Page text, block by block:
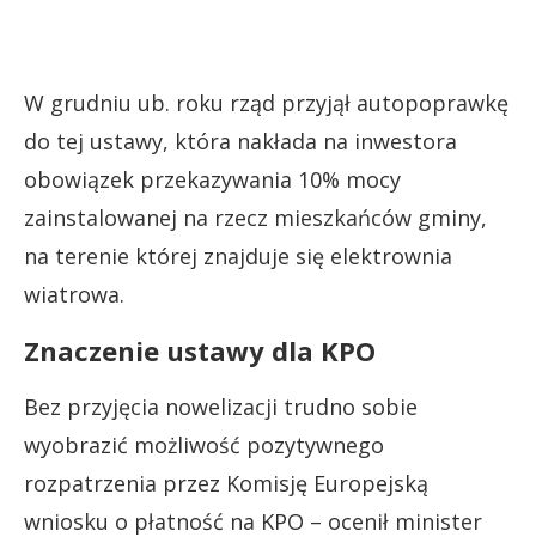
W grudniu ub. roku rząd przyjął autopoprawkę
do tej ustawy, która nakłada na inwestora
obowiązek przekazywania 10% mocy
zainstalowanej na rzecz mieszkańców gminy,
na terenie której znajduje się elektrownia
wiatrowa.
Znaczenie ustawy dla KPO
Bez przyjęcia nowelizacji trudno sobie
wyobrazić możliwość pozytywnego
rozpatrzenia przez Komisję Europejską
wniosku o płatność na KPO – ocenił minister